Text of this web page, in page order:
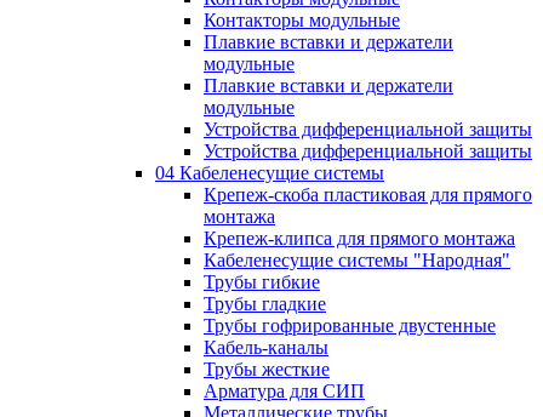
Контакторы модульные
Плавкие вставки и держатели
модульные
Плавкие вставки и держатели
модульные
Устройства дифференциальной защиты
Устройства дифференциальной защиты
04 Кабеленесущие системы
Крепеж-скоба пластиковая для прямого
монтажа
Крепеж-клипса для прямого монтажа
Кабеленесущие системы "Народная"
Трубы гибкие
Трубы гладкие
Трубы гофрированные двустенные
Кабель-каналы
Трубы жесткие
Арматура для СИП
Металлические трубы